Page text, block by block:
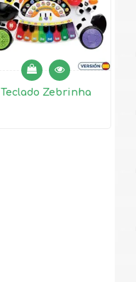
Teclado Zebrinha